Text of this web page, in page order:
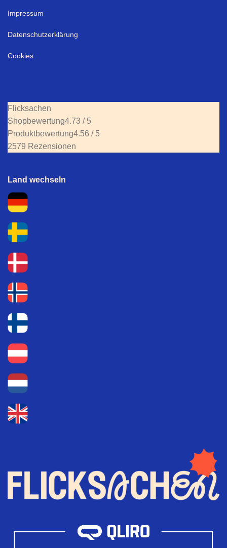
Impressum
Datenschutzerklärung
Cookies
Flicksachen
Shopbewertung4.73 / 5
Produktbewertung4.56 / 5
2579 Rezensionen
Land wechseln